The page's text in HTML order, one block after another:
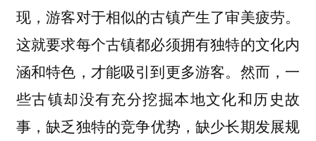
现，游客对于相似的古镇产生了审美疲劳。
这就要求每个古镇都必须拥有独特的文化内
涵和特色，才能吸引到更多游客。然而，一
些古镇却没有充分挖掘本地文化和历史故
事，缺乏独特的竞争优势，缺少长期发展规